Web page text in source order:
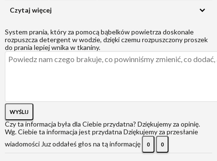
Czytaj więcej
System prania, który za pomocą bąbelków powietrza doskonale
rozpuszcza detergent w wodzie, dzięki czemu rozpuszczony proszek
do prania lepiej wnika w tkaniny.
WYŚLIJ
Czy ta informacja była dla Ciebie przydatna? Dziękujemy za opinię.
Wg. Ciebie ta informacja jest przydatna Dziękujemy za przesłanie
wiadomości Juz oddałeś głos na tą informację 0 0